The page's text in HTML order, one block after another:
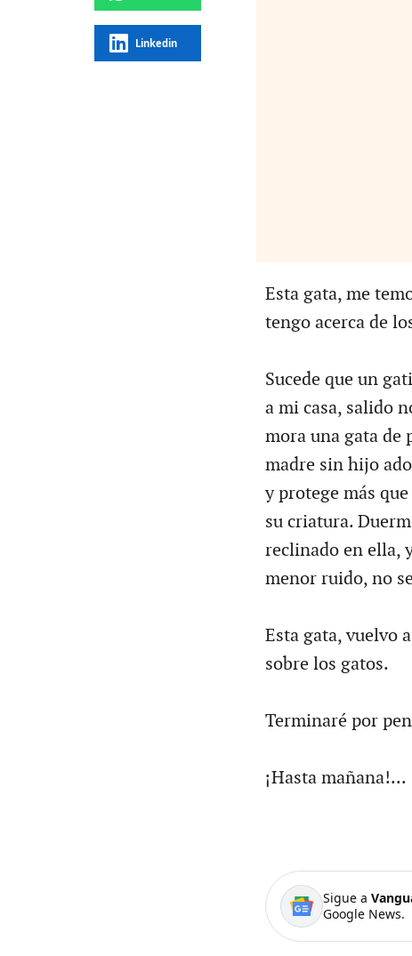
Linkedin
Esta gata, me
tengo acerca de
Sucede que un
a mi casa, salido
mora una gata de
madre sin hijo
y protege más
su criatura.
reclinado en ella,
menor ruido, no
Esta gata, vuelvo
sobre los gatos.
Terminaré por
¡Hasta mañana!...
Sigue a
Google News.